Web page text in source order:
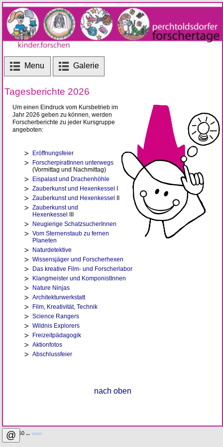
@
Menu Galerie
Tagesberichte 2026
Um einen Eindruck vom Kursbetrieb im
Jahr 2026 geben zu können, werden
Forscherberichte zu jeder Kursgruppe
angeboten:
Eröffnungsfeier
ForscherpiratInnen unterwegs
(Vormittag und Nachmittag)
Eispalast und Drachenhöhle
Zauberkunst und Hexenkessel I
Zauberkunst und Hexenkessel II
Zauberkunst und
Hexenkessel III
Neugierige SchatzsucherInnen
Vom Sternenstaub zu fernen
Planeten
Naturdetektive
Wissensjäger und Forscherhexen
Das kreative Film- und Forscherlabor
Klangmeister und KomponistInnen
Nature Ninjas
Architekturwerkstatt
Film, Kreativität, Technik
Science Rangers
Wildnis Explorers
Freizeitpädagogik
Aktionfotos
Abschlussfeier
nach oben
393 . 150 ..